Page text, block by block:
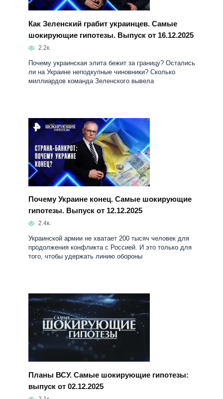
ли на Украине неподкупные чиновники? Сколько
Почему Украине конец. Самые шокирующие
гипотезы. Выпуск от 12.12.2025
2.4к.
Украинской армии не хватает 200 тысяч человек для
продолжения конфликта с Россией. И это только для
Планы ВСУ. Самые шокирующие гипотезы:
выпуск от 02.12.2025
2.1к.
Что сейчас происходит в зоне специальной военной